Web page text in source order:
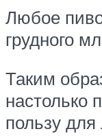
Любое
грудного
Таким
настолько
пользу для